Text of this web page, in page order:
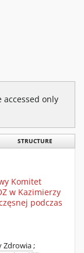
only
STRUCTURE
Komitet
w Kazimierzy
podczas
Zdrowia;